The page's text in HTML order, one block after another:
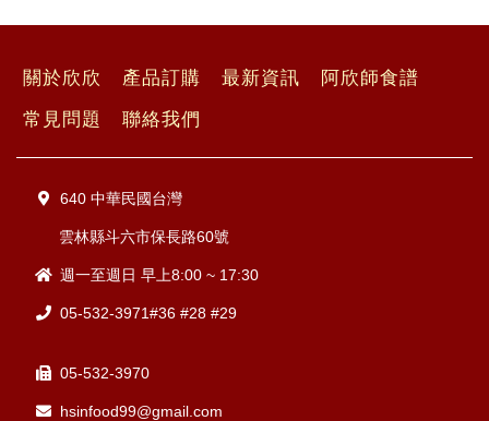
關於欣欣 產品訂購 最新資訊
阿欣師食譜
常見問題
聯絡我們
640 中華民國台灣
雲林縣斗六市保長路60號
週一至週日 早上8:00 ~ 17:30
05-532-3971#36 #28 #29
05-532-3970
hsinfood99@gmail.com